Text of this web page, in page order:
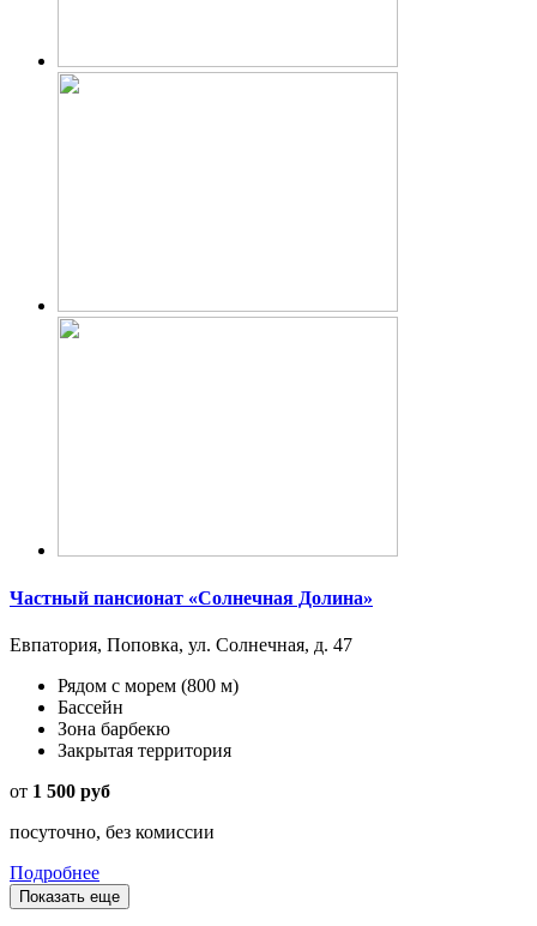
Частный пансионат «Солнечная Долина»
Евпатория, Поповка, ул. Солнечная, д. 47
Рядом с морем (800 м)
Бассейн
Зона барбекю
Закрытая территория
от 1 500 руб
посуточно, без комиссии
Подробнее
Показать еще